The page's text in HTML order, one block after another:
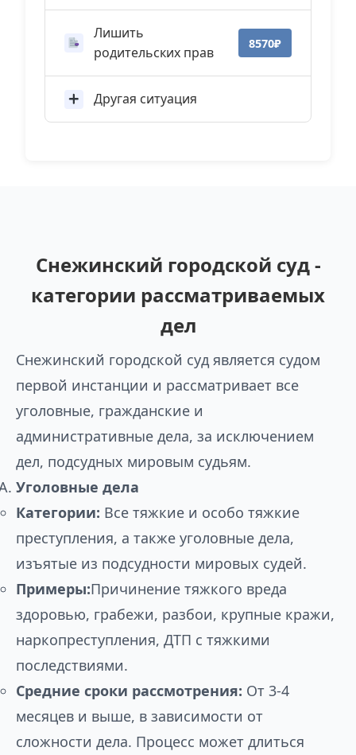
Лишить
родительских прав
8570₽
Другая ситуация
Снежинский городской суд -
категории рассматриваемых
дел
Снежинский городской суд является судом
первой инстанции и рассматривает все
уголовные, гражданские и
административные дела, за исключением
дел, подсудных мировым судьям.
Уголовные дела
Категории: Все тяжкие и особо тяжкие
преступления, а также уголовные дела,
изъятые из подсудности мировых судей.
Примеры:Причинение тяжкого вреда
здоровью, грабежи, разбои, крупные кражи,
наркопреступления, ДТП с тяжкими
последствиями.
Средние сроки рассмотрения: От 3-4
месяцев и выше, в зависимости от
сложности дела. Процесс может длиться